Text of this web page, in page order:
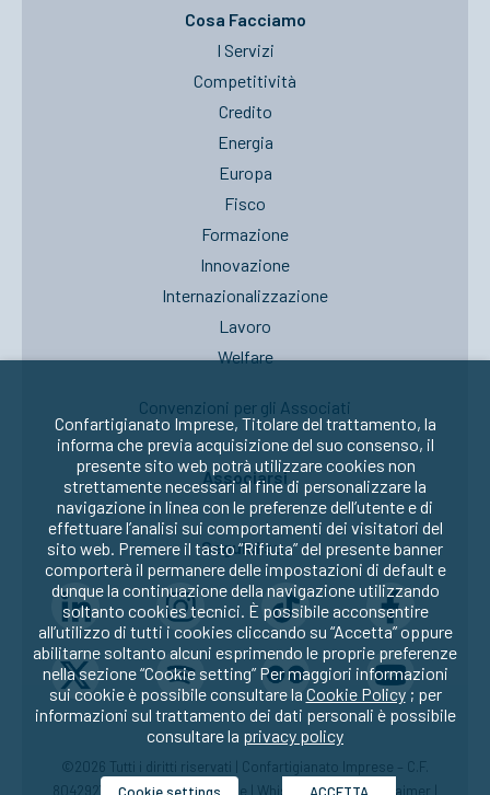
Cosa Facciamo
I Servizi
Competitività
Credito
Energia
Europa
Fisco
Formazione
Innovazione
Internazionalizzazione
Lavoro
Welfare
Convenzioni per gli Associati
Associarsi
Seguici su:
©2026 Tutti i diritti riservati | Confartigianato Imprese – C.F.
80429270582 |Privacy|Cookie Whistleblowing|Disclaimer
Confartigianato Imprese, Titolare del trattamento, la
informa che previa acquisizione del suo consenso, il
presente sito web potrà utilizzare cookies non
strettamente necessari al fine di personalizzare la
navigazione in linea con le preferenze dell’utente e di
effettuare l’analisi sui comportamenti dei visitatori del
sito web. Premere il tasto “Rifiuta” del presente banner
comporterà il permanere delle impostazioni di default e
dunque la continuazione della navigazione utilizzando
soltanto cookies tecnici. È possibile acconsentire
all’utilizzo di tutti i cookies cliccando su “Accetta” oppure
abilitarne soltanto alcuni esprimendo le proprie preferenze
nella sezione “Cookie setting” Per maggiori informazioni
sui cookie è possibile consultare la Cookie Policy; per
informazioni sul trattamento dei dati personali è possibile
consultare la privacy policy